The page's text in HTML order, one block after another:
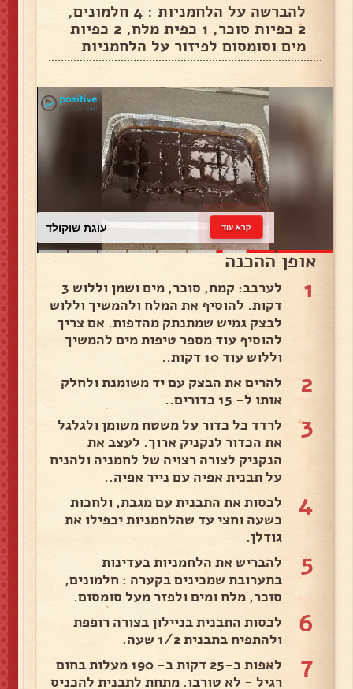
להברשה על הלחמניות : 4 חלמונים,
2 כפיות סוכר, 1 כפית מלח, 2 כפיות
מים וסומסום לפיזור על הלחמניות
עוגת שוקולד קרא עוד
אופן ההכנה
1
לערבב: קמח, סוכר, מים ושמן וללוש 3
דקות. להוסיף את המלח ולהמשיך וללוש
לבצק גמיש שמתנתק מהדפות. אם צריך
להוסיף עוד מספר טיפות מים להמשיך
וללוש עוד 10 דקות..
2
להרים את הבצק עם יד משומנת ולחלק
אותו ל- 15 כדורים..
3
לרדד כל כדור על משטח משומן ולגלגל
את הכדור לנקניק ארוך. לעצב את
הנקניק לצורה רצויה של לחמניה ולהניח
על תבנית אפיה עם נייר אפיה..
4
לכסות את התבנית עם מגבת, ולחכות
כשעה וחצי עד שהלחמניות יכפילו את
גודלן.
5
להבריש את הלחמניות בעדינות
בתערובת שמכינים בקערה : חלמונים,
סוכר, מלח ומים ולפזר מעל סומסום.
6
לכסות התבנית בניילון בצורה רופפת
ולהתפיח בתבנית 1/2 שעה.
7
לאפות כ-25 דקות ב- 190 מעלות בחום
רגיל - לא טורבו. מתחת לתבנית להכניס